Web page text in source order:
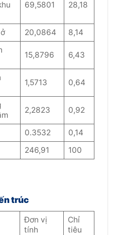
69,5801 28,18
20,0864 8,14
15,8796 6,43
1,5713 0,64
2,2823 0,92
0.3532
0,14
246,91 100
trúc
Đơn vị
tính
Chỉ
tiêu